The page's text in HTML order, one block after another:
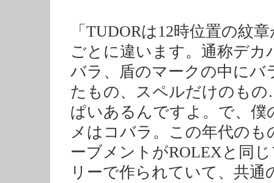
「TUDORは12時位置の紋
ごとに違います。通称デカ
バラ、盾のマークの中にバ
たもの、スペルだけのも
ぱいあるんですよ。で、僕
メはコバラ。この年代のも
ーブメントがROLEXと同
リーで作られていて、共通